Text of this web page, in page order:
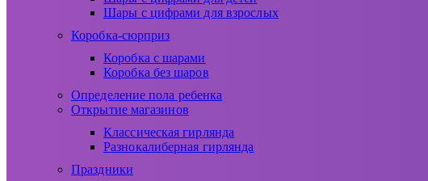
Шары с цифрами для взрослых
Коробка-сюрприз
Коробка с шарами
Коробка без шаров
Определение пола ребенка
Открытие магазинов
Классическая гирлянда
Разнокалиберная гирлянда
Праздники